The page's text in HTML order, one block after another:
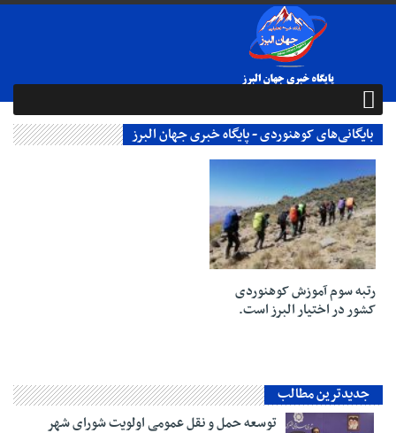
بایگانی‌های کوهنوردی - پایگاه خبری جهان البرز
05 ژانویه 2025
رتبه سوم آموزش کوهنوردی
کشور در اختیار البرز است.
جدیدترین مطالب
توسعه حمل و نقل عمومی اولویت شورای شهر